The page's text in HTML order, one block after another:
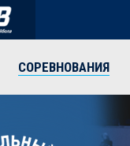
СОРЕВНОВАНИЯ